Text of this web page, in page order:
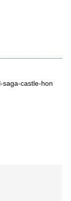
saga-castle-hon